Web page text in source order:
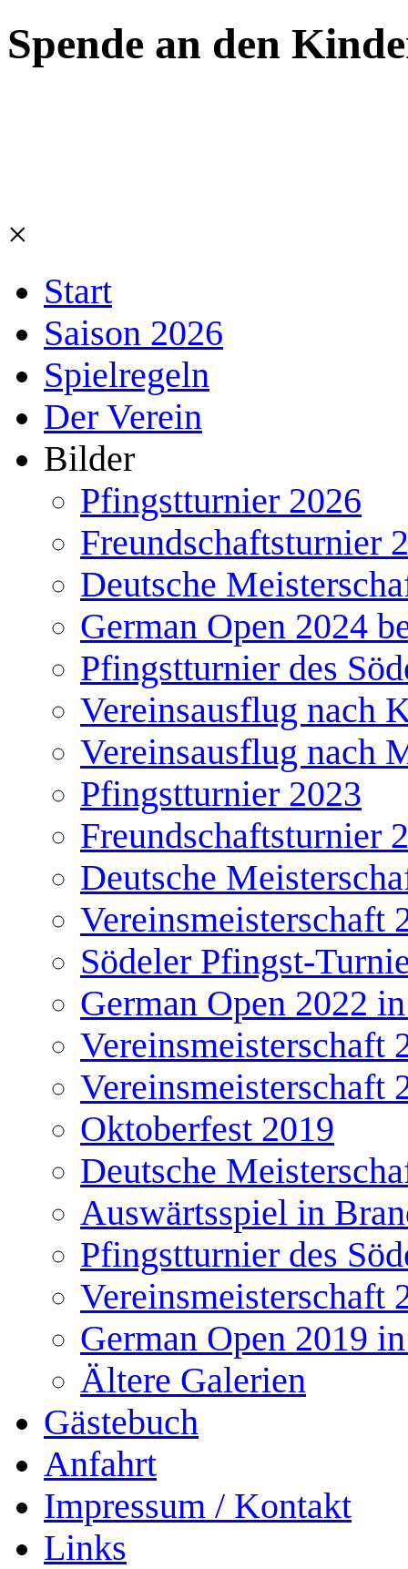
Spende an den
×
Start
Saison 2026
Spielregeln
Der Verein
Bilder
Pfingstturnier 2026
Freundschaftsturnier
Deutsche
German Open 2024
Pfingstturnier des
Vereinsausflug nach
Vereinsausflug nach
Pfingstturnier 2023
Freundschaftsturnier
Deutsche
Vereinsmeisterschaft
Södeler Pfingst-
German Open 2022
Vereinsmeisterschaft
Vereinsmeisterschaft
Oktoberfest 2019
Deutsche
Auswärtsspiel in
Pfingstturnier des
Vereinsmeisterschaft
German Open 2019
Ältere Galerien
Gästebuch
Anfahrt
Impressum / Kontakt
Links